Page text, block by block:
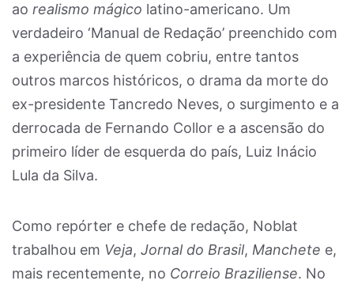
ao realismo mágico latino-americano. Um
verdadeiro ‘Manual de Redação’ preenchido com
a experiência de quem cobriu, entre tantos
outros marcos históricos, o drama da morte do
ex-presidente Tancredo Neves, o surgimento e a
derrocada de Fernando Collor e a ascensão do
primeiro líder de esquerda do país, Luiz Inácio
Lula da Silva.
Como repórter e chefe de redação, Noblat
trabalhou em Veja, Jornal do Brasil, Manchete e,
mais recentemente, no Correio Braziliense. No